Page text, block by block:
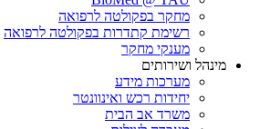
מחקר בפקולטה לרפואה
רשימת קתדרות בפקולטה לרפואה
מענקי מחקר
מינהל ושירותים
מערכות מידע
יחידות רכש ואינוונטר
משרד אב הבית